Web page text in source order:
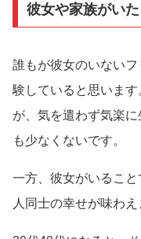
彼女や家族がい
誰もが彼女のいない
験していると思いま
が、気を遣わず気楽
も少なくないです。
一方、彼女がいるこ
人同士の幸せが味わえ